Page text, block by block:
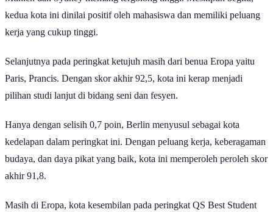
Menyusul di peringkat kedua dengan skor yang nyaris sempurna,
terdapat Tokyo, Jepang. Kota yang juga terletak di Asia Timur ini
meraih skor akhir 98. Tokyo bahkan mendapatkan skor sempurna
100 pada indikator peluang kerja.
Dengan peluang kerja yang tinggi serta opini positif dari para
mahasiswanya, Tokyo kerap dipilih menjadi tujuan studi dan karier
di bidang teknik dan IT.
Posisi ketiga dimenangkan oleh London, Inggris dengan skor
tergolong mahal, para mahasiswa memberikan opini yang sangat